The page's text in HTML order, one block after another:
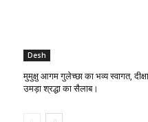
Desh
मुमुक्षु आगम गुलेच्छा का भव्य स्वागत,
उमड़ा श्रद्धा का सैलाब।